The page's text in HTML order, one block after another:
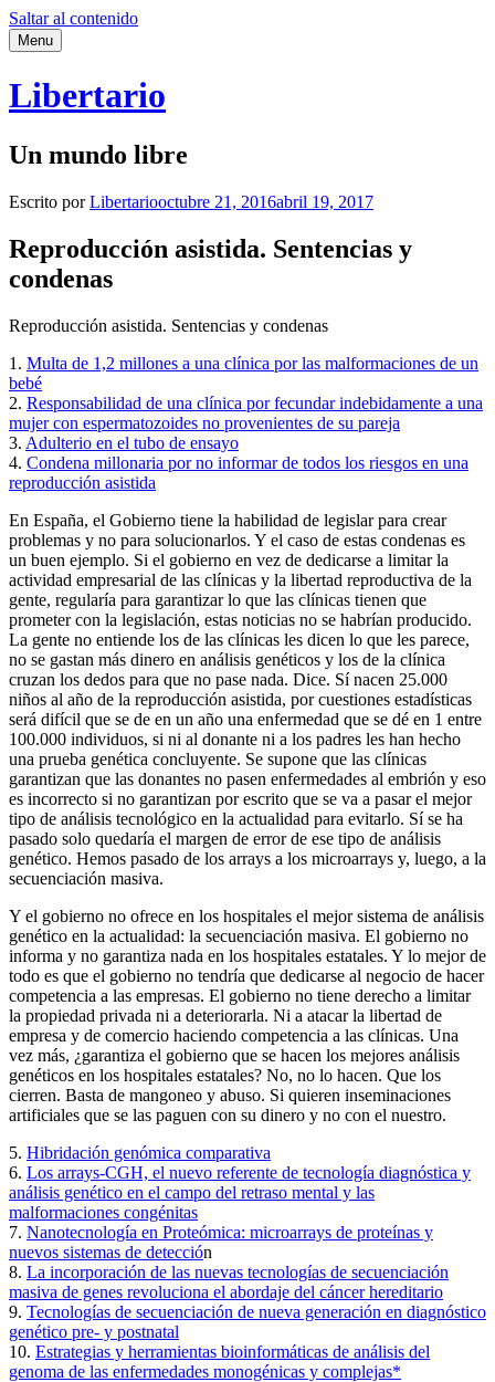
Saltar al contenido
Menu
Libertario
Un mundo libre
Escrito porLibertariooctubre 21, 2016abril 19, 2017
Reproducción asistida. Sentencias y
condenas
Reproducción asistida. Sentencias y condenas
1. Multa de 1,2 millones a una clínica por las malformaciones de un
bebé
2. Responsabilidad de una clínica por fecundar indebidamente a una
mujer con espermatozoides no provenientes de su pareja
3. Adulterio en el tubo de ensayo
4. Condena millonaria por no informar de todos los riesgos en una
reproducción asistida
En España, el Gobierno tiene la habilidad de legislar para crear
problemas y no para solucionarlos. Y el caso de estas condenas es
un buen ejemplo. Si el gobierno en vez de dedicarse a limitar la
actividad empresarial de las clínicas y la libertad reproductiva de la
gente, regularía para garantizar lo que las clínicas tienen que
prometer con la legislación, estas noticias no se habrían producido.
La gente no entiende los de las clínicas les dicen lo que les parece,
no se gastan más dinero en análisis genéticos y los de la clínica
cruzan los dedos para que no pase nada. Dice. Sí nacen 25.000
niños al año de la reproducción asistida, por cuestiones estadísticas
será difícil que se de en un año una enfermedad que se dé en 1 entre
100.000 individuos, si ni al donante ni a los padres les han hecho
una prueba genética concluyente. Se supone que las clínicas
garantizan que las donantes no pasen enfermedades al embrión y eso
es incorrecto si no garantizan por escrito que se va a pasar el mejor
tipo de análisis tecnológico en la actualidad para evitarlo. Sí se ha
pasado solo quedaría el margen de error de ese tipo de análisis
genético. Hemos pasado de los arrays a los microarrays y, luego, a la
secuenciación masiva.
Y el gobierno no ofrece en los hospitales el mejor sistema de análisis
genético en la actualidad: la secuenciación masiva. El gobierno no
informa y no garantiza nada en los hospitales estatales. Y lo mejor de
todo es que el gobierno no tendría que dedicarse al negocio de hacer
competencia a las empresas. El gobierno no tiene derecho a limitar
la propiedad privada ni a deteriorarla. Ni a atacar la libertad de
empresa y de comercio haciendo competencia a las clínicas. Una
vez más, ¿garantiza el gobierno que se hacen los mejores análisis
genéticos en los hospitales estatales? No, no lo hacen. Que los
cierren. Basta de mangoneo y abuso. Si quieren inseminaciones
artificiales que se las paguen con su dinero y no con el nuestro.
5. Hibridación genómica comparativa
6. Los arrays-CGH, el nuevo referente de tecnología diagnóstica y
análisis genético en el campo del retraso mental y las
malformaciones congénitas
7. Nanotecnología en Proteómica: microarrays de proteínas y
nuevos sistemas de detección
8. La incorporación de las nuevas tecnologías de secuenciación
masiva de genes revoluciona el abordaje del cáncer hereditario
9. Tecnologías de secuenciación de nueva generación en diagnóstico
genético pre- y postnatal
10. Estrategias y herramientas bioinformáticas de análisis del
genoma de las enfermedades monogénicas y complejas*